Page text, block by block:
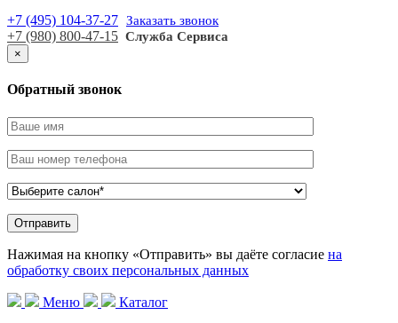
+7 (495) 104-37-27 Заказать звонок
+7 (980) 800-47-15 Служба Сервиса
×
Обратный звонок
Нажимая на кнопку «Отправить» вы даёте согласие на
обработку своих персональных данных
Меню
Каталог